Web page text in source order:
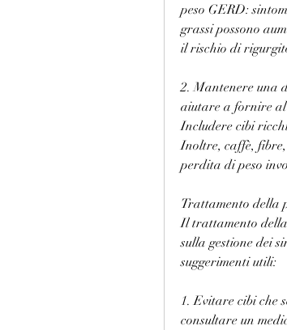
peso GERD:
grassi possono
il rischio di
2. Mantenere una
aiutare a fornire
Includere cibi
Inoltre, caffè,
perdita di peso
Trattamento della
Il trattamento
sulla gestione dei
suggerimenti utili:
1. Evitare cibi che
consultare un